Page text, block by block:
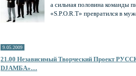
а сильная половина команды
«S.P.O.R.T» превратился в
9.05.2009
21.00 Независимый Творческий Проект
DJАМБА»…